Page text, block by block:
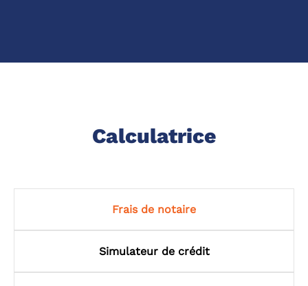
Calculatrice
Frais de notaire
Simulateur de crédit